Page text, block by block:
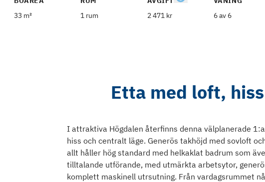
33 m²
1 rum
2 471 kr
6 av 6
Etta med loft,
I attraktiva Högdalen återfinns denna välplanerade
hiss och centralt läge. Generös takhöjd med sovloft
allt håller hög standard med helkaklat badrum som
tilltalande utförande, med utmärkta arbetsytor,
komplett maskinell utrsutning. Från vardagsrummet